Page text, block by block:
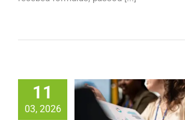
11
03, 2026